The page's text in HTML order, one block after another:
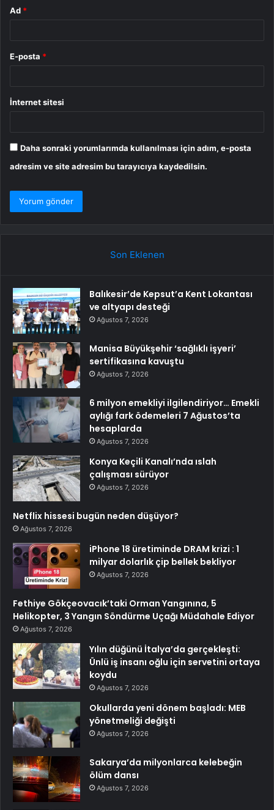
Ad *
E-posta *
İnternet sitesi
Daha sonraki yorumlarımda kullanılması için adım, e-posta
adresim ve site adresim bu tarayıcıya kaydedilsin.
Son Eklenen
Balıkesir’de Kepsut’a Kent Lokantası
ve altyapı desteği
Ağustos 7, 2026
Manisa Büyükşehir ‘sağlıklı işyeri’
sertifikasına kavuştu
Ağustos 7, 2026
6 milyon emekliyi ilgilendiriyor… Emekli
aylığı fark ödemeleri 7 Ağustos’ta
hesaplarda
Ağustos 7, 2026
Konya Keçili Kanalı’nda ıslah
çalışması sürüyor
Ağustos 7, 2026
Netflix hissesi bugün neden düşüyor?
Ağustos 7, 2026
iPhone 18 üretiminde DRAM krizi : 1
milyar dolarlık çip bellek bekliyor
Ağustos 7, 2026
Fethiye Gökçeovacık’taki Orman Yangınına, 5
Helikopter, 3 Yangın Söndürme Uçağı Müdahale Ediyor
Ağustos 7, 2026
Yılın düğünü İtalya’da gerçekleşti:
Ünlü iş insanı oğlu için servetini ortaya
koydu
Ağustos 7, 2026
Okullarda yeni dönem başladı: MEB
yönetmeliği değişti
Ağustos 7, 2026
Sakarya’da milyonlarca kelebeğin
ölüm dansı
Ağustos 7, 2026